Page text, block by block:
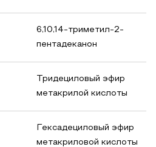
6,10,14-триметил-2-
пентадеканон
Тридециловый эфир
метакрилой кислоты
Гексадециловый эфир
метакриловой кислоты